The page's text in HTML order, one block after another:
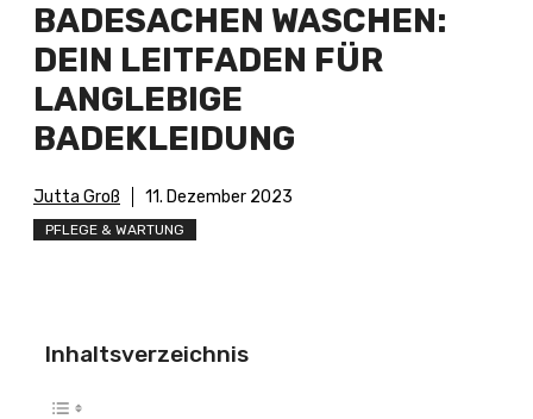
BADESACHEN WASCHEN:
DEIN LEITFADEN FÜR
LANGLEBIGE
BADEKLEIDUNG
Jutta Groß 11. Dezember 2023
PFLEGE & WARTUNG
Inhaltsverzeichnis